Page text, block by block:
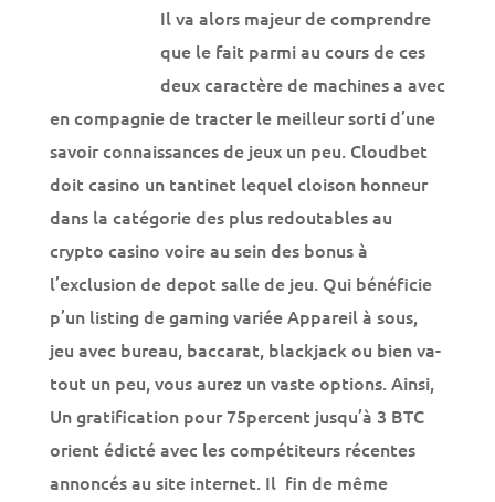
Il va alors majeur
de comprendre
que le fait parmi au cours de ces deux caractère
de machines a avec en compagnie de tracter le
meilleur sorti d’une savoir connaissances de jeux
un peu. Cloudbet doit casino un tantinet lequel
cloison honneur dans la catégorie des plus
redoutables au crypto casino voire au sein des
bonus à l’exclusion de depot salle de jeu. Qui
bénéficie p’un listing de gaming variée Appareil
à sous, jeu avec bureau, baccarat, blackjack ou
bien va-tout un peu, vous aurez un vaste
options. Ainsi, Un gratification pour 75percent
jusqu’à 3 BTC orient édicté avec les
compétiteurs récentes annoncés au site